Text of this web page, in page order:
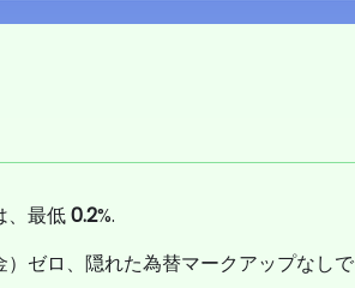
、最低0.2%.
ゼロ、隠れた為替マークアップなしで